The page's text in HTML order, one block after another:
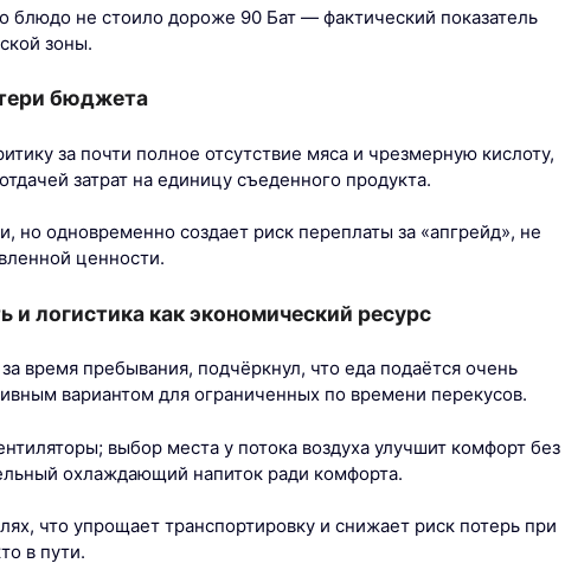
блюдо не стоило дороже 90 Бат — фактический показатель
зоны.
бюджета
за почти полное отсутствие мяса и чрезмерную кислоту,
затрат на единицу съеденного продукта.
но одновременно создает риск переплаты за «апгрейд», не
ценности.
и логистика как экономический ресурс
время пребывания, подчёркнул, что еда подаётся очень
вариантом для ограниченных по времени перекусов.
выбор места у потока воздуха улучшит комфорт без
охлаждающий напиток ради комфорта.
что упрощает транспортировку и снижает риск потерь при
в пути.